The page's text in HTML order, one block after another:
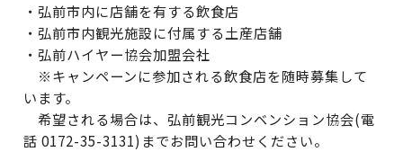
・弘前市内に店舗を有する飲食店
・弘前市内観光施設に付属する土産店舗
・弘前ハイヤー協会加盟会社
※キャンペーンに参加される飲食店を随時募集して
います。
希望される場合は、弘前観光コンベンション協会(電
話 0172-35-3131)までお問い合わせください。